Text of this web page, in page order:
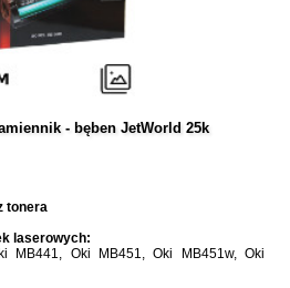
- bęben JetWorld 25k
tonera
laserowych:
MB441, Oki MB451, Oki MB451w, Oki